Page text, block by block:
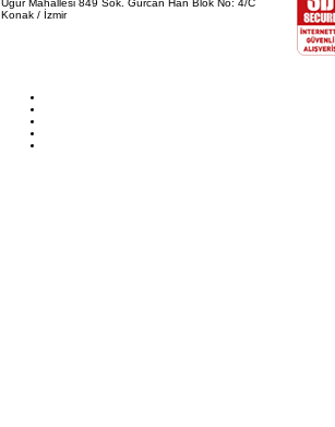
Uğur Mahallesi 849 Sok. Gürcan Han Blok No: 4/C
Konak / İzmir